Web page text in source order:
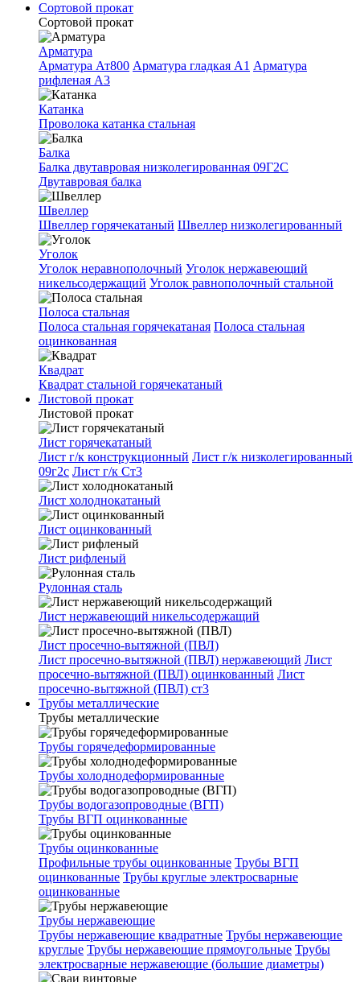
Сортовой прокат
Сортовой прокат
Арматура
Арматура Ат800 Арматура гладкая A1 Арматура
рифленая A3
Катанка
Проволока катанка стальная
Балка
Балка двутавровая низколегированная 09Г2С
Двутавровая балка
Швеллер
Швеллер горячекатаный Швеллер низколегированный
Уголок
Уголок неравнополочный Уголок нержавеющий
никельсодержащий Уголок равнополочный стальной
Полоса стальная
Полоса стальная горячекатаная Полоса стальная
оцинкованная
Квадрат
Квадрат стальной горячекатаный
Листовой прокат
Листовой прокат
Лист горячекатаный
Лист г/к конструкционный Лист г/к низколегированный
09г2с Лист г/к Ст3
Лист холоднокатаный
Лист оцинкованный
Лист рифленый
Рулонная сталь
Лист нержавеющий никельсодержащий
Лист просечно-вытяжной (ПВЛ)
Лист просечно-вытяжной (ПВЛ) нержавеющий Лист
просечно-вытяжной (ПВЛ) оцинкованный Лист
просечно-вытяжной (ПВЛ) ст3
Трубы металлические
Трубы металлические
Трубы горячедеформированные
Трубы холоднодеформированные
Трубы водогазопроводные (ВГП)
Трубы ВГП оцинкованные
Трубы оцинкованные
Профильные трубы оцинкованные Трубы ВГП
оцинкованные Трубы круглые электросварные
оцинкованные
Трубы нержавеющие
Трубы нержавеющие квадратные Трубы нержавеющие
круглые Трубы нержавеющие прямоугольные Трубы
электросварные нержавеющие (большие диаметры)